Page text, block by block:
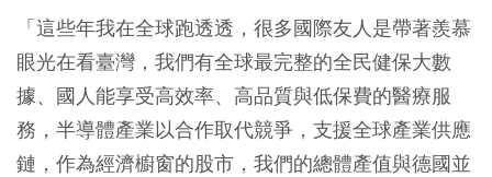
「這些年我在全球跑透透，很多國際友人是帶著羨慕
眼光在看臺灣，我們有全球最完整的全民健保大數
據、國人能享受高效率、高品質與低保費的醫療服
務，半導體產業以合作取代競爭，支援全球產業供應
鏈，作為經濟櫥窗的股市，我們的總體產值與德國並